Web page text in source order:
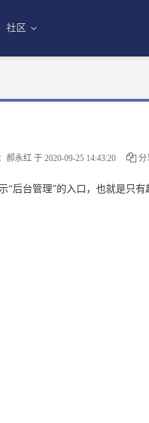
社区
郝永红 于 2020-09-25 14:43:20 分
后台管理”的入口，也就是只